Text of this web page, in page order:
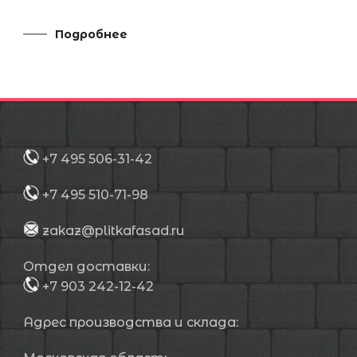
Подробнее
+7 495 506-31-42
+7 495 510-71-98
zakaz@plitkafasad.ru
Отдел доставки:
+7 903 242-12-42
Адрес производства и склада: